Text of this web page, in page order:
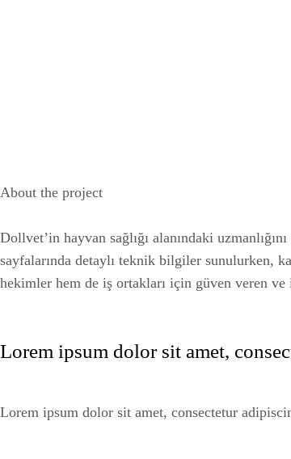
About the project
Dollvet’in hayvan sağlığı alanındaki
sayfalarında detaylı teknik bilgiler sunulurken,
hekimler hem de iş ortakları için güven veren
Lorem ipsum dolor sit amet,
Lorem ipsum dolor sit amet, consectetur